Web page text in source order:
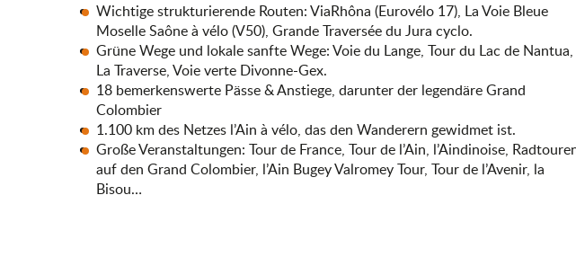
Wichtige strukturierende Routen: ViaRhôna (Eurovélo 17), La Voie Bleue
Moselle Saône à vélo (V50), Grande Traversée du Jura cyclo.
Grüne Wege und lokale sanfte Wege: Voie du Lange, Tour du Lac de Nantua,
La Traverse, Voie verte Divonne-Gex.
18 bemerkenswerte Pässe & Anstiege, darunter der legendäre Grand
Colombier
1.100 km des Netzes l’Ain à vélo, das den Wanderern gewidmet ist.
Große Veranstaltungen: Tour de France, Tour de l’Ain, l’Aindinoise,
auf den Grand Colombier, l’Ain Bugey Valromey Tour, Tour de l’Avenir, la
Bisou…